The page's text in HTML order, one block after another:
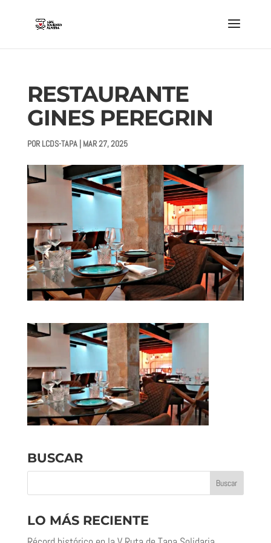
RESTAURANTE
GINES PEREGRIN
PORLCDS-TAPA| MAR 27, 2025
BUSCAR
LO MÁS RECIENTE